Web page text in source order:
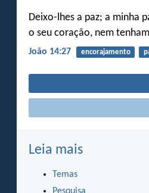
Deixo-lhes a paz; a minha
o seu coração, nem
João 14:27 encorajamento
Leia mais
Temas
Pesquisa